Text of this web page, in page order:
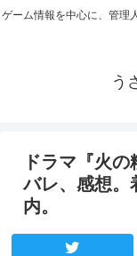
ゲーム情報を中心に、管理
う
ドラマ『火
バレ、感想。
内。